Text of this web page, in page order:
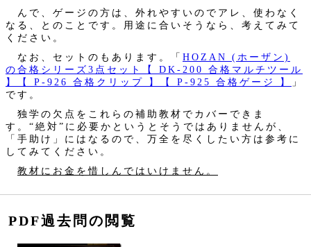
んで、ゲージの方は、外れやすいのでアレ、使わなく
なる、とのことです。用途に合いそうなら、考えてみて
ください。
なお、セットのもあります。「 HOZAN (ホーザン)
の合格シリーズ3点セット【 DK-200 合格マルチツール
】【 P-926 合格クリップ 】【 P-925 合格ゲージ 】
」
です。
独学の欠点をこれらの補助教材でカバーできま
す。“絶対”に必要かというとそうではありませんが、
「手助け」にはなるので、万全を尽くしたい方は参考に
してみてください。
教材にお金を惜しんではいけません。
PDF過去問の閲覧